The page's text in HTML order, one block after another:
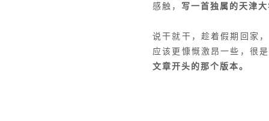
感触， 写一首独属的天津
说干就干，趁着假期回家
应该更慷慨激昂一些，很
文章开头的那个版本。